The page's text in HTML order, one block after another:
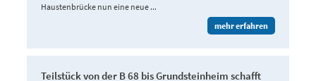
Haustenbrücke nun eine neue ...
mehr erfahren
Teilstück von der B 68 bis Grundsteinheim schafft